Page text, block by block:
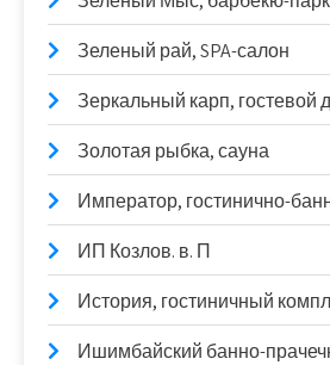
Зеленый рай, SPA-салон
Зеркальный карп, гостевой
Золотая рыбка, сауна
Император, гостинично-
ИП Козлов. в. П
История, гостиничный
Ишимбайский банно-